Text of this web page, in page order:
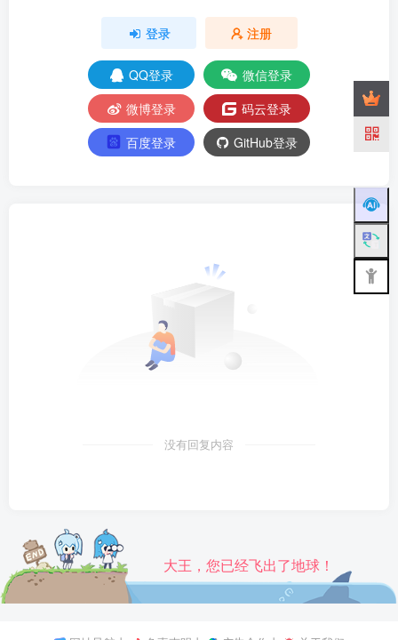
登录 注册
QQ登录
微信登录
微博登录
码云登录
百度登录
GitHub登录
没有回复内容
大王，您已经飞出了地球！